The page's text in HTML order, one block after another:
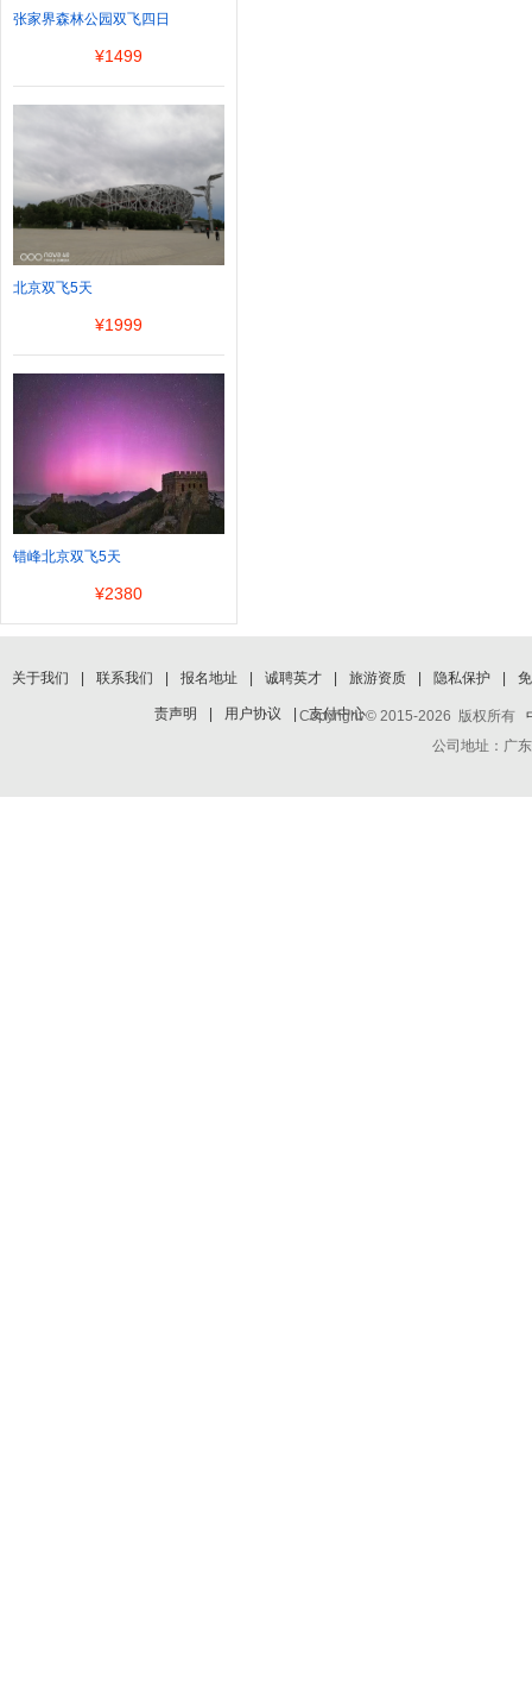
张家界森林公园双飞四日
¥1499
北京双飞5天
¥1999
错峰北京双飞5天
¥2380
关于我们 联系我们 报名地址 诚聘英才 旅游资质 隐私保护 免
责声明 用户协议 支付中心
Copyright © 2015-2026 版权所有
公司地址：广